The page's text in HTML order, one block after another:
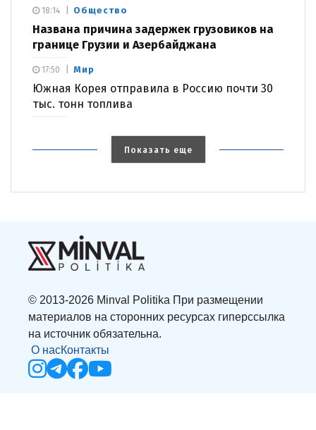
Общество
Названа причина задержек грузовиков на
границе Грузии и Азербайджана
18:14
Мир
Южная Корея отправила в Россию почти 30
тыс. тонн топлива
17:50
Показать еще
© 2013-2026 Minval Politika При размещении
материалов на сторонних ресурсах гиперссылка
на источник обязательна.
О насКонтакты